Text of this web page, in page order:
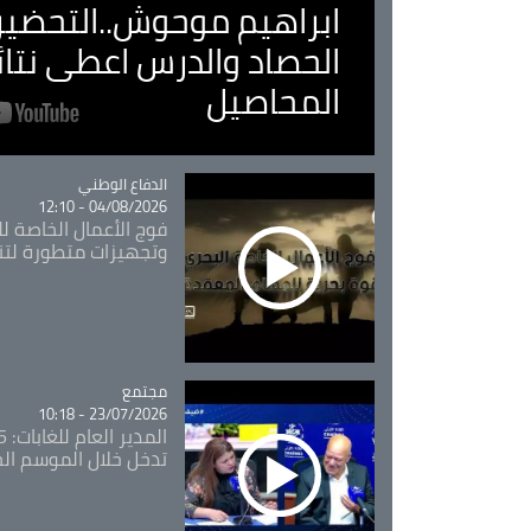
ابراهيم
الحصاد والدرس اعطى
المحاصيل
Catégorie
الدفاع الوطني
04/08/2026 - 12:10
فوج الأعمال الخاصة
وتجهيزات متطورة
Catégorie
مجتمع
23/07/2026 - 10:18
تدخل خلال الموسم